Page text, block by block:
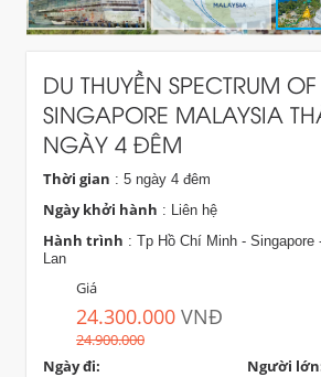
DU THUYỀN SPECTRUM
SINGAPORE MALAYSIA
NGÀY 4 ĐÊM
Thời gian : 5 ngày 4 đêm
Ngày khởi hành : Liên hệ
Hành trình : Tp Hồ Chí Minh - Singapore
Lan
Giá
24.300.000 VNĐ
24.900.000
Ngày đi:
Người